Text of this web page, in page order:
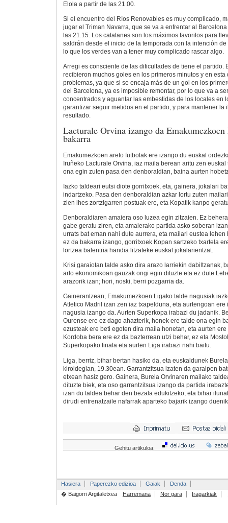
Elola a partir de las 21.00.
Si el encuentro del Ríos Renovables es muy complicado,
jugar el Triman Navarra, que se va a enfrentar al
las 21.15. Los catalanes son los máximos favoritos para
saldrán desde el inicio de la temporada con la intención
lo que los verdes van a tener muy complicado rascar algo.
Arregi es consciente de las dificultades de tiene el partido.
recibieron muchos goles en los primeros minutos y en
problemas, ya que si se encaja más de un gol en los
del Barcelona, ya es imposible remontar, por lo que va a
concentrados y aguantar las embestidas de los locales en
garantizar seguir metidos en el partido, y para mantener la
resultado.
Lacturale Orvina izango da
bakarra
Emakumezkoen areto futbolak ere izango du euskal
Iruñeko Lacturale Orvina, iaz maila berean aritu zen
ona egin zuten pasa den denboraldian, baina aurten
Iazko taldeari eutsi diote gorritxoek, eta, gainera, jokalari
indartzeko. Pasa den denboraldian azkar lortu zuten
zien ihes zortzigarren postuak ere, eta Kopatik kanpo
Denboraldiaren amaiera oso luzea egin zitzaien. Ez
gabe geratu ziren, eta amaierako partida asko soberan
urrats bat eman nahi dute aurrera, eta mailari eustea
ez da bakarra izango, gorritxoek Kopan sartzeko txartela
lortzea balentria handia litzateke euskal jokalarientzat.
Krisi garaiotan talde asko dira arazo larriekin dabiltzanak,
arlo ekonomikoan gauzak ongi egin dituzte eta ez dute
arazorik izan; hori, noski, berri pozgarria da.
Gainerantzean, Emakumezkoen Ligako talde nagusiak
Atletico Madril izan zen iaz txapelduna, eta aurtengoan ere
nagusia izango da. Aurten Superkopa irabazi du jadanik.
Ourense ere ez dago ahazterik, honek ere talde ona egin
ezusteak ere beti egoten dira maila honetan, eta aurten
Kordoba bera ere ez da bazterrean utzi behar, ez eta
Superkopako finala eta aurten Liga irabazi nahi baitu.
Liga, berriz, bihar bertan hasiko da, eta euskaldunek
kiroldegian, 19.30ean. Garrantzitsua izaten da garaipen
etxean hasiz gero. Gainera, Burela Orvinaren mailako
dituzte biek, eta oso garrantzitsua izango da partida
izan du taldea behar den bezala edukitzeko, eta bihar
dirudi entrenatzaile nafarrak aparteko bajarik izango
Gehitu artikuloa:
Hasiera Paperezko edizioa Gaiak
Denda
� Baigorri Argitaletxea
Harremana Nor gara Iragarkiak